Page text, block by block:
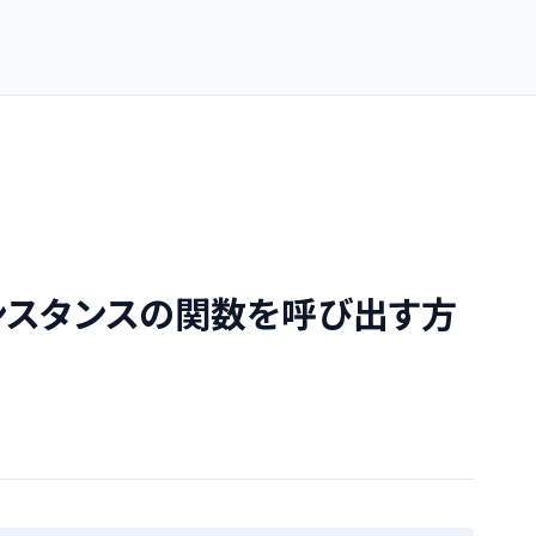
タンスの関数を呼び出す方